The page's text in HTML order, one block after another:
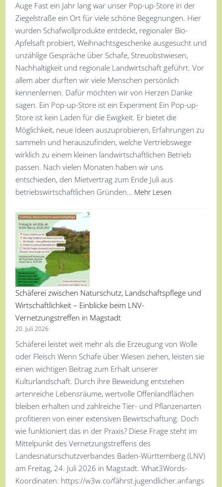
Auge Fast ein Jahr lang war unser Pop-up-Store in der
Ziegelstraße ein Ort für viele schöne Begegnungen. Hier
wurden Schafwollprodukte entdeckt, regionaler Bio-
Apfelsaft probiert, Weihnachtsgeschenke ausgesucht und
unzählige Gespräche über Schafe, Streuobstwiesen,
Nachhaltigkeit und regionale Landwirtschaft geführt. Vor
allem aber durften wir viele Menschen persönlich
kennenlernen. Dafür möchten wir von Herzen Danke
sagen. Ein Pop-up-Store ist ein Experiment Ein Pop-up-
Store ist kein Laden für die Ewigkeit. Er bietet die
Möglichkeit, neue Ideen auszuprobieren, Erfahrungen zu
sammeln und herauszufinden, welche Vertriebswege
wirklich zu einem kleinen landwirtschaftlichen Betrieb
passen. Nach vielen Monaten haben wir uns
entschieden, den Mietvertrag zum Ende Juli aus
betriebswirtschaftlichen Gründen… Mehr Lesen
Schäferei zwischen Naturschutz, Landschaftspflege und
Wirtschaftlichkeit – Einblicke beim LNV-
Vernetzungstreffen in Magstadt
20. Juli 2026
Schäferei leistet weit mehr als die Erzeugung von Wolle
oder Fleisch Wenn Schafe über Wiesen ziehen, leisten sie
einen wichtigen Beitrag zum Erhalt unserer
Kulturlandschaft. Durch ihre Beweidung entstehen
artenreiche Lebensräume, wertvolle Offenlandflächen
bleiben erhalten und zahlreiche Tier- und Pflanzenarten
profitieren von einer extensiven Bewirtschaftung. Doch
wie funktioniert das in der Praxis? Diese Frage steht im
Mittelpunkt des Vernetzungstreffens des
Landesnaturschutzverbandes Baden-Württemberg (LNV)
am Freitag, 24. Juli 2026 in Magstadt. What3Words-
Koordinaten: https://w3w.co/fährst.jugendlicher.anfangs